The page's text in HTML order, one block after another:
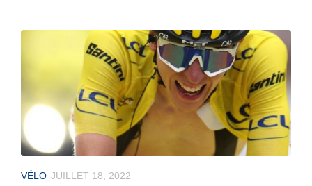
VÉLO JUILLET 18, 2022